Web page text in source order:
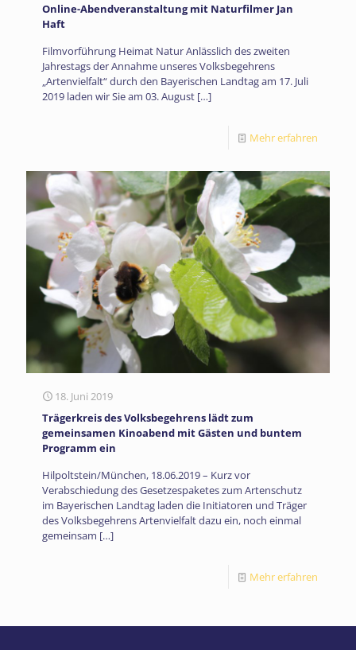
Online-Abendveranstaltung mit Naturfilmer Jan
Haft
Filmvorführung Heimat Natur Anlässlich des zweiten
Jahrestags der Annahme unseres Volksbegehrens
„Artenvielfalt“ durch den Bayerischen Landtag am 17. Juli
2019 laden wir Sie am 03. August […]
Mehr erfahren
18. Juni 2019
Trägerkreis des Volksbegehrens lädt zum
gemeinsamen Kinoabend mit Gästen und buntem
Programm ein
Hilpoltstein/München, 18.06.2019 – Kurz vor
Verabschiedung des Gesetzespaketes zum Artenschutz
im Bayerischen Landtag laden die Initiatoren und Träger
des Volksbegehrens Artenvielfalt dazu ein, noch einmal
gemeinsam […]
Mehr erfahren